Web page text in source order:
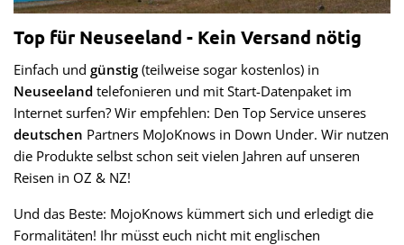
Top für Neuseeland - Kein Versand nötig
Einfach und günstig (teilweise sogar kostenlos) in
Neuseeland telefonieren und mit Start-Datenpaket im
Internet surfen? Wir empfehlen: Den Top Service unseres
deutschen Partners MoJoKnows in Down Under. Wir nutzen
die Produkte selbst schon seit vielen Jahren auf unseren
Reisen in OZ & NZ!
Und das Beste: MojoKnows kümmert sich und erledigt die
Formalitäten! Ihr müsst euch nicht mit englischen